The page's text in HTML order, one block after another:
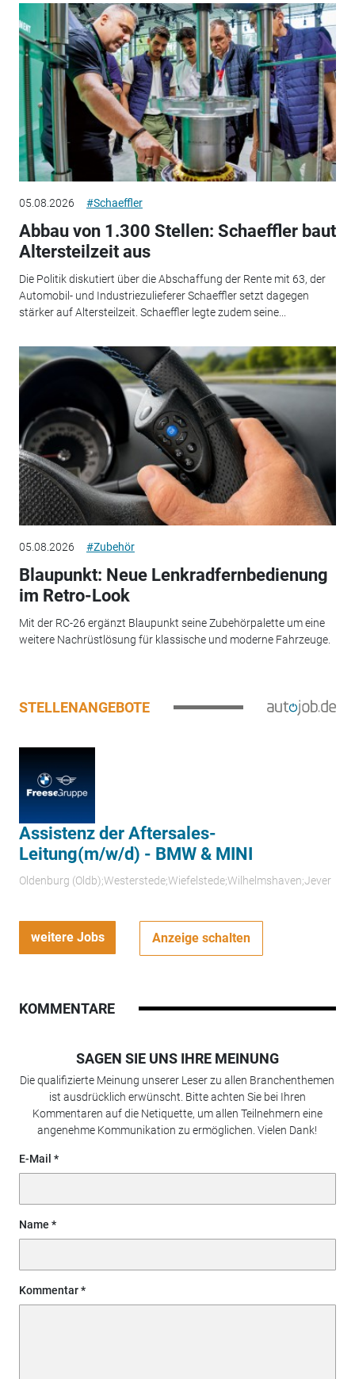
05.08.2026 #Schaeffler
Abbau von 1.300 Stellen: Schaeffler baut
Altersteilzeit aus
Die Politik diskutiert über die Abschaffung der Rente mit 63, der
Automobil- und Industriezulieferer Schaeffler setzt dagegen
stärker auf Altersteilzeit. Schaeffler legte zudem seine...
05.08.2026 #Zubehör
Blaupunkt: Neue Lenkradfernbedienung
im Retro-Look
Mit der RC-26 ergänzt Blaupunkt seine Zubehörpalette um eine
weitere Nachrüstlösung für klassische und moderne Fahrzeuge.
STELLENANGEBOTE
Assistenz der Aftersales-
Leitung(m/w/d) - BMW & MINI
Oldenburg (Oldb);Westerstede;Wiefelstede;Wilhelmshaven;Jever
weitere Jobs Anzeige schalten
KOMMENTARE
SAGEN SIE UNS IHRE MEINUNG
Die qualifizierte Meinung unserer Leser zu allen Branchenthemen
ist ausdrücklich erwünscht. Bitte achten Sie bei Ihren
Kommentaren auf die Netiquette, um allen Teilnehmern eine
angenehme Kommunikation zu ermöglichen. Vielen Dank!
E-Mail
Name
Kommentar